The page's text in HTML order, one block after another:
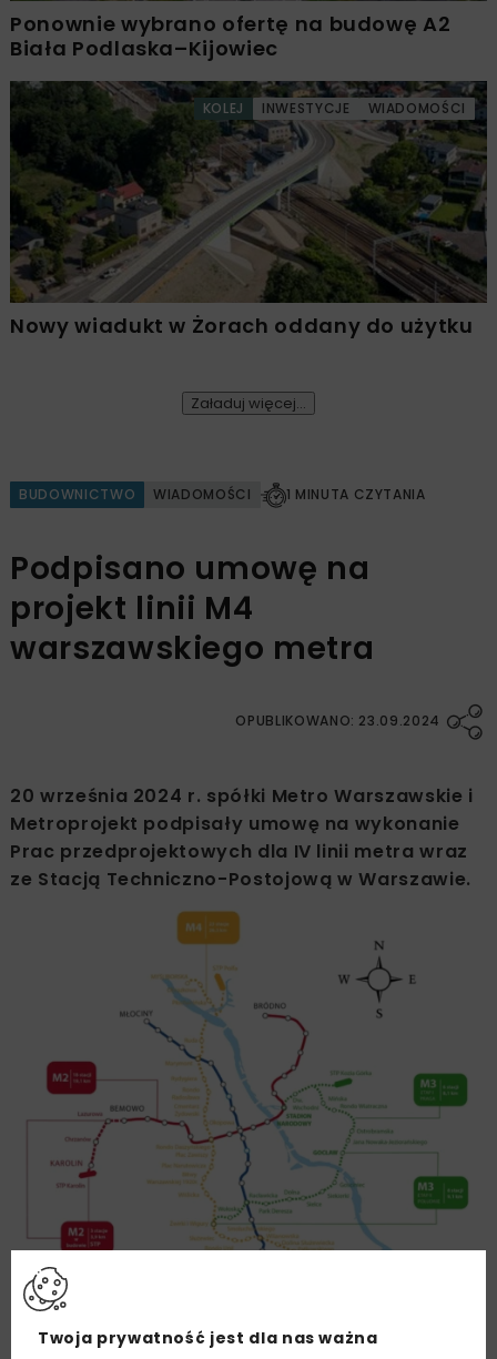
Ponownie wybrano ofertę na budowę A2
Biała Podlaska–Kijowiec
KOLEJ INWESTYCJE WIADOMOŚCI
Nowy wiadukt w Żorach oddany do użytku
Załaduj więcej...
BUDOWNICTWO WIADOMOŚCI 1 MINUTA CZYTANIA
Podpisano umowę na
projekt linii M4
warszawskiego metra
OPUBLIKOWANO: 23.09.2024
20 września 2024 r. spółki Metro Warszawskie i
Metroprojekt podpisały umowę na wykonanie
Prac przedprojektowych dla IV linii metra wraz
ze Stacją Techniczno-Postojową w Warszawie.
Twoja prywatność jest dla nas ważna